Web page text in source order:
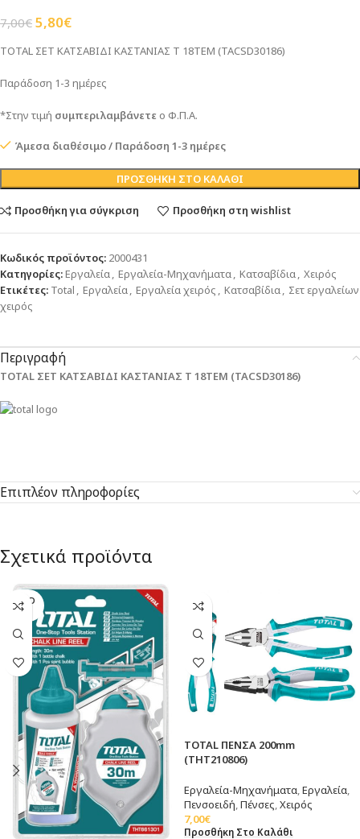
7,00€ 5,80€
TOTAL ΣΕΤ ΚΑΤΣΑΒΙΔΙ ΚΑΣΤΑΝΙΑΣ Τ 18ΤΕΜ (TACSD30186)
Παράδοση 1-3 ημέρες
*Στην τιμή συμπεριλαμβάνετε ο Φ.Π.Α.
Άμεσα διαθέσιμο / Παράδοση 1-3 ημέρες
ΠΡΟΣΘΉΚΗ ΣΤΟ ΚΑΛΆΘΙ
Προσθήκη για σύγκριση Προσθήκη στη wishlist
Κωδικός προϊόντος: 2000431
Κατηγορίες:Εργαλεία, Εργαλεία-Μηχανήματα, Κατσαβίδια, Χειρός
Ετικέτες: Total , Εργαλεία, Εργαλεία χειρός , Κατσαβίδια, Σετ εργαλείων
χειρός
Περιγραφή
TOTAL ΣΕΤ ΚΑΤΣΑΒΙΔΙ ΚΑΣΤΑΝΙΑΣ Τ 18ΤΕΜ (TACSD30186)
Επιπλέον πληροφορίες
Σχετικά προϊόντα
SOLD
OUT
TOTAL ΠΕΝΣΑ 200mm
(THT210806)
Εργαλεία-Μηχανήματα,Εργαλεία,
Πενσοειδή,Πένσες,Χειρός
7,00€
Προσθήκη Στο Καλάθι